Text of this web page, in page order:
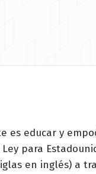
es educar y
para
en inglés) a